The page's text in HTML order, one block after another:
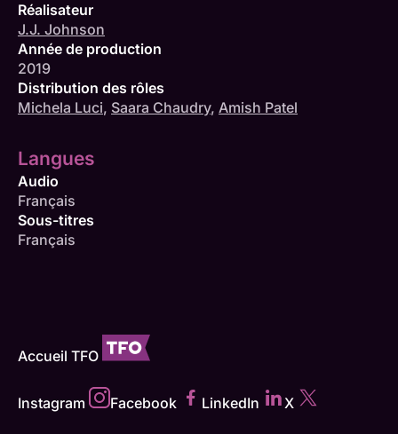
Réalisateur
J.J. Johnson
Année de production
2019
Distribution des rôles
Michela Luci, Saara Chaudry, Amish Patel
Langues
Audio
Français
Sous-titres
Français
Accueil TFO
Instagram Facebook LinkedIn X